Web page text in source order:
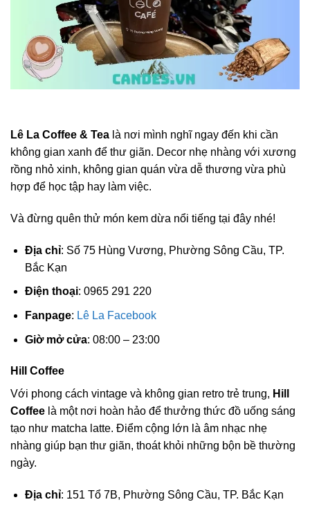
Lê La Coffee & Tea là nơi mình nghĩ ngay đến khi cần
không gian xanh để thư giãn. Decor nhẹ nhàng với xương
rồng nhỏ xinh, không gian quán vừa dễ thương vừa phù
hợp để học tập hay làm việc.
Và đừng quên thử món kem dừa nổi tiếng tại đây nhé!
Địa chỉ: Số 75 Hùng Vương, Phường Sông Cầu, TP.
Bắc Kạn
Điện thoại: 0965 291 220
Fanpage: Lê La Facebook
Giờ mở cửa: 08:00 – 23:00
Hill Coffee
Với phong cách vintage và không gian retro trẻ trung, Hill
Coffee là một nơi hoàn hảo để thưởng thức đồ uống sáng
tạo như matcha latte. Điểm cộng lớn là âm nhạc nhẹ
nhàng giúp bạn thư giãn, thoát khỏi những bộn bề thường
ngày.
Địa chỉ: 151 Tổ 7B, Phường Sông Cầu, TP. Bắc Kạn